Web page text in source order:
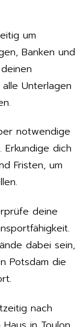
um
Banken und
Unterlagen
notwendige
Erkundige dich
Fristen, um
deine
dabei sein,
Potsdam die
nach